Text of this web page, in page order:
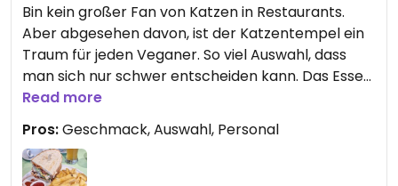
Bin kein großer Fan von Katzen in Restaurants.
Aber abgesehen davon, ist der Katzentempel ein
Traum für jeden Veganer. So viel Auswahl, dass
man sich nur schwer entscheiden kann. Das Essen
schmeckt hervorragend und auch das Personal ist
Read more
Pros:Geschmack, Auswahl, Personal